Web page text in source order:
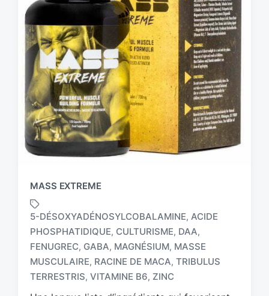
MASS EXTREME
T
a
g
5-DÉSOXYADÉNOSYLCOBALAMINE, ACIDE
PHOSPHATIDIQUE, CULTURISME, DAA,
FENUGREC, GABA, MAGNÉSIUM, MASSE
MUSCULAIRE, RACINE DE MACA, TRIBULUS
TERRESTRIS, VITAMINE B6, ZINC